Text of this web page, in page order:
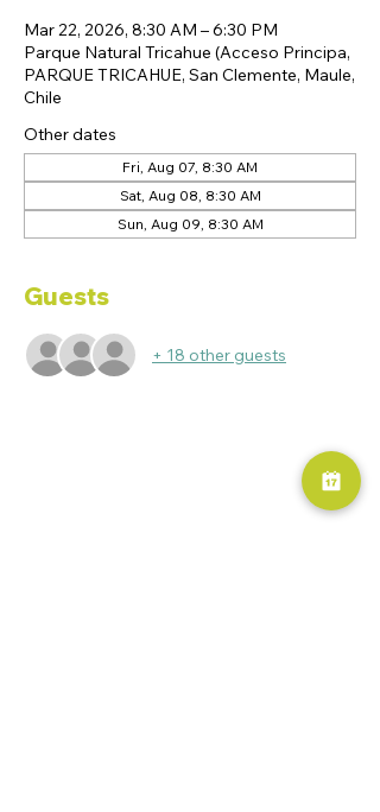
Mar 22, 2026, 8:30 AM – 6:30 PM
Parque Natural Tricahue (Acceso Principa,
PARQUE TRICAHUE, San Clemente, Maule,
Chile
Other dates
Fri, Aug 07, 8:30 AM
Sat, Aug 08, 8:30 AM
Sun, Aug 09, 8:30 AM
Guests
+ 18 other guests